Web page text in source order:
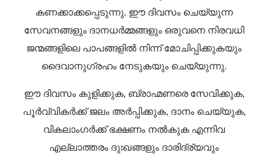
കണക്കാക്കപ്പെടുന്നു. ഈ ദിവസം ചെയ്യുന്ന
സേവനങ്ങളും ദാനധർമ്മങ്ങളും ഒരുവനെ നിരവധി
ജന്മങ്ങളിലെ പാപങ്ങളിൽ നിന്ന് മോചിപ്പിക്കുകയും
ദൈവാനുഗ്രഹം നേടുകയും ചെയ്യുന്നു.
ഈ ദിവസം കുളിക്കുക, ബ്രാഹ്മണരെ സേവിക്കുക,
പൂർവ്വികർക്ക് ജലം അർപ്പിക്കുക, ദാനം ചെയ്യുക,
വികലാംഗർക്ക് ഭക്ഷണം നൽകുക എന്നിവ
എല്ലാത്തരം ദുഃഖങ്ങളും ദാരിദ്ര്യവും